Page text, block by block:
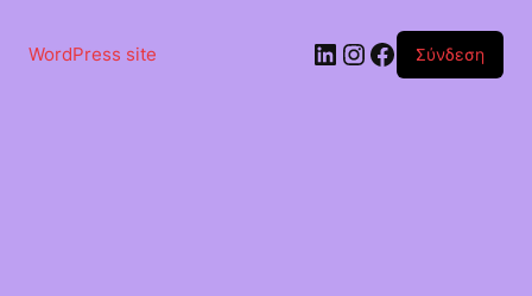
περιεχόμενο
WordPress site Linkedin
Instagram
Facebook
Σύνδεση